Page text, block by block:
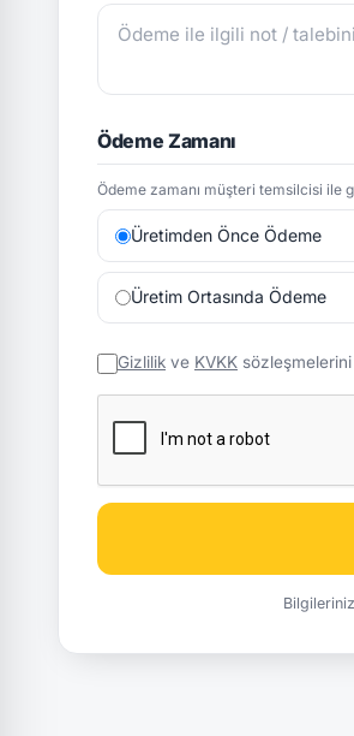
Ödeme Zamanı
Ödeme zamanı müşteri temsilcisi ile
Üretimden Önce Ödeme
Üretim Ortasında Ödeme
Gizlilik ve KVKK